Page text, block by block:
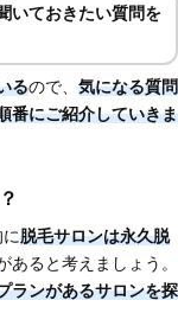
いておきたい質問を
るので、 気になる質問
番にご紹介していきま
脱毛サロンは永久脱
あると考えましょう。
ランがあるサロンを探